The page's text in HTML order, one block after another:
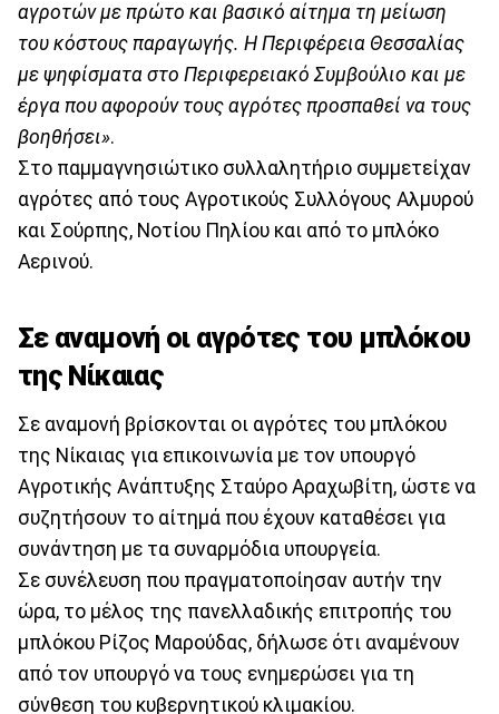
αγροτών με πρώτο και βασικό αίτημα τη μείωση
του κόστους παραγωγής. Η Περιφέρεια Θεσσαλίας
με ψηφίσματα στο Περιφερειακό Συμβούλιο και με
έργα που αφορούν τους αγρότες προσπαθεί να τους
βοηθήσει».
Στο παμμαγνησιώτικο συλλαλητήριο συμμετείχαν
αγρότες από τους Αγροτικούς Συλλόγους Αλμυρού
και Σούρπης, Νοτίου Πηλίου και από το μπλόκο
Αερινού.
Σε αναμονή οι αγρότες του μπλόκου
της Νίκαιας
Σε αναμονή βρίσκονται οι αγρότες του μπλόκου
της Νίκαιας για επικοινωνία με τον υπουργό
Αγροτικής Ανάπτυξης Σταύρο Αραχωβίτη, ώστε να
συζητήσουν το αίτημά που έχουν καταθέσει για
συνάντηση με τα συναρμόδια υπουργεία.
Σε συνέλευση που πραγματοποίησαν αυτήν την
ώρα, το μέλος της πανελλαδικής επιτροπής του
μπλόκου Ρίζος Μαρούδας, δήλωσε ότι αναμένουν
από τον υπουργό να τους ενημερώσει για τη
σύνθεση του κυβερνητικού κλιμακίου.